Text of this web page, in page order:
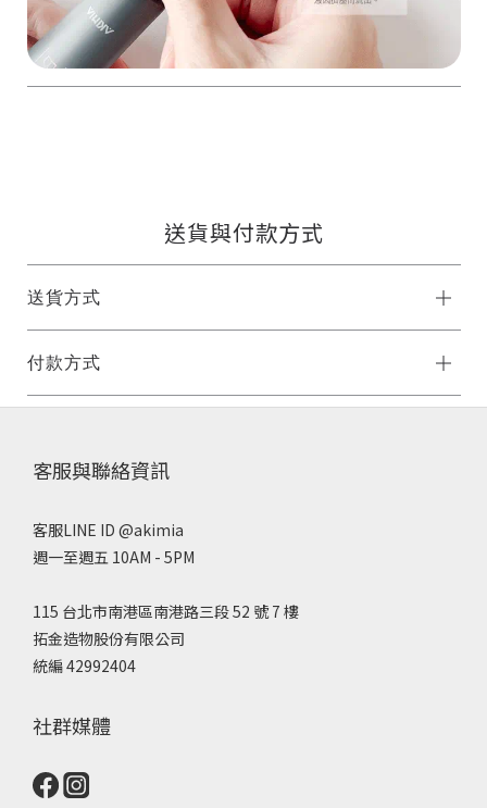
送貨與付款方式
送貨方式
付款方式
客服與聯絡資訊
客服LINE ID @akimia
週一至週五 10AM - 5PM
115 台北市南港區南港路三段 52 號 7 樓
拓金造物股份有限公司
統編 42992404
社群媒體